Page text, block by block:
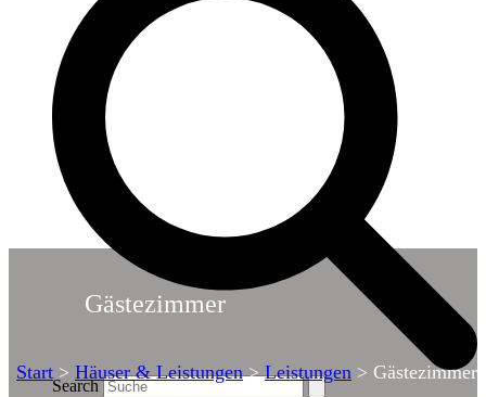
Search
Gästezimmer
Start > Häuser & Leistungen>Leistungen > Gästezimmer